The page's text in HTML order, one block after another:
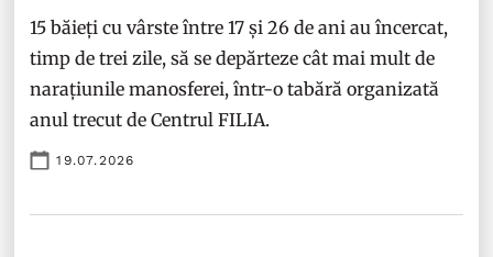
15 băieți cu vârste între 17 și 26 de ani au încercat,
timp de trei zile, să se depărteze cât mai mult de
narațiunile manosferei, într-o tabără organizată
anul trecut de Centrul FILIA.
19.07.2026